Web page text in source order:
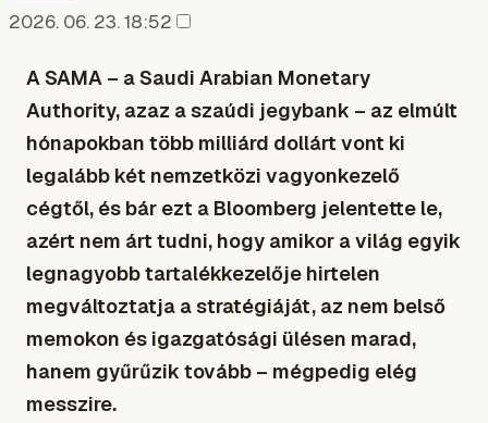
2026. 06. 23. 18:52
A SAMA – a Saudi Arabian Monetary
Authority, azaz a szaúdi jegybank – az elmúlt
hónapokban több milliárd dollárt vont ki
legalább két nemzetközi vagyonkezelő
cégtől, és bár ezt a Bloomberg jelentette le,
azért nem árt tudni, hogy amikor a világ egyik
legnagyobb tartalékkezelője hirtelen
megváltoztatja a stratégiáját, az nem belső
memokon és igazgatósági ülésen marad,
hanem gyűrűzik tovább – mégpedig elég
messzire.